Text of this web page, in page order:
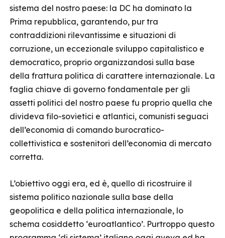
sistema del nostro paese: la DC ha dominato la
Prima repubblica, garantendo, pur tra
contraddizioni rilevantissime e situazioni di
corruzione, un eccezionale sviluppo capitalistico e
democratico, proprio organizzandosi sulla base
della frattura politica di carattere internazionale. La
faglia chiave di governo fondamentale per gli
assetti politici del nostro paese fu proprio quella che
divideva filo-sovietici e atlantici, comunisti seguaci
dell’economia di comando burocratico-
collettivistica e sostenitori dell’economia di mercato
corretta.
L’obiettivo oggi era, ed è, quello di ricostruire il
sistema politico nazionale sulla base della
geopolitica e della politica internazionale, lo
schema cosiddetto ‘euroatlantico’. Purtroppo questo